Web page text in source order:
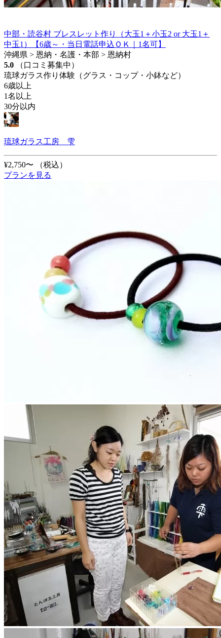
中部・読谷村 ブレスレット作り（大玉1＋小玉2 or 大玉1＋
中玉1）【6歳～・当日電話申込ＯＫ｜1名可】
沖縄県 > 恩納・名護・本部 > 恩納村
5.0
（口コミ募集中）
琉球ガラス作り体験（グラス・コップ・小鉢など）
6歳以上
1名以上
30分以内
琉球ガラス工房 雫
¥2,750〜
（税込）
プランを見る